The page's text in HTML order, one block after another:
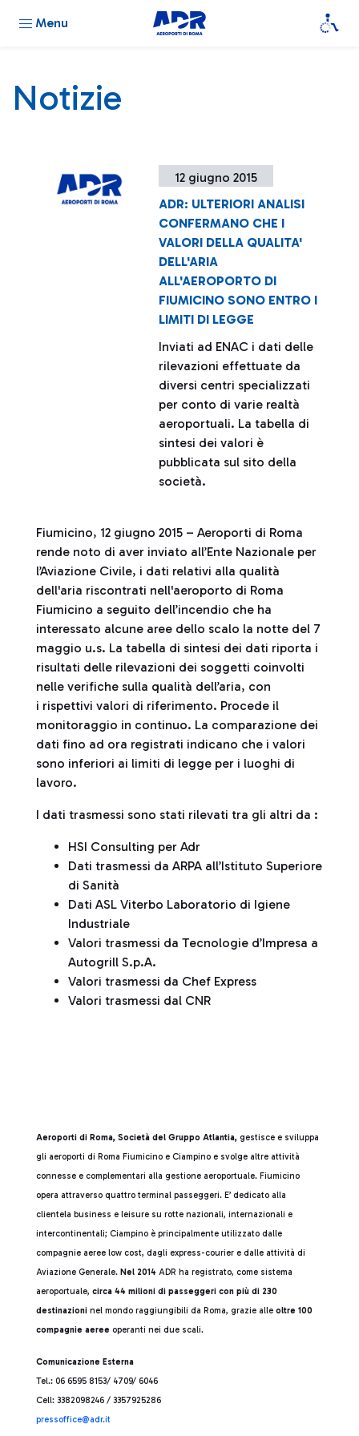
Menu
Notizie
12 giugno 2015
ADR: ULTERIORI ANALISI
CONFERMANO CHE I
VALORI DELLA QUALITA'
DELL'ARIA
ALL'AEROPORTO DI
FIUMICINO SONO ENTRO I
LIMITI DI LEGGE
Inviati ad ENAC i dati delle
rilevazioni effettuate da
diversi centri specializzati
per conto di varie realtà
aeroportuali. La tabella di
sintesi dei valori è
pubblicata sul sito della
società.
Fiumicino, 12 giugno 2015 – Aeroporti di Roma
rende noto di aver inviato all’Ente Nazionale per
l’Aviazione Civile, i dati relativi alla qualità
dell'aria riscontrati nell'aeroporto di Roma
Fiumicino a seguito dell’incendio che ha
interessato alcune aree dello scalo la notte del 7
maggio u.s. La tabella di sintesi dei dati riporta i
risultati delle rilevazioni dei soggetti coinvolti
nelle verifiche sulla qualità dell’aria, con
i rispettivi valori di riferimento. Procede il
monitoraggio in continuo. La comparazione dei
dati fino ad ora registrati indicano che i valori
sono inferiori ai limiti di legge per i luoghi di
lavoro.
I dati trasmessi sono stati rilevati tra gli altri da :
HSI Consulting per Adr
Dati trasmessi da ARPA all’Istituto Superiore
di Sanità
Dati ASL Viterbo Laboratorio di Igiene
Industriale
Valori trasmessi da Tecnologie d’Impresa a
Autogrill S.p.A.
Valori trasmessi da Chef Express
Valori trasmessi dal CNR
Aeroporti di Roma, Società del Gruppo Atlantia, gestisce e sviluppa
gli aeroporti di Roma Fiumicino e Ciampino e svolge altre attività
connesse e complementari alla gestione aeroportuale. Fiumicino
opera attraverso quattro terminal passeggeri. E’ dedicato alla
clientela business e leisure su rotte nazionali, internazionali e
intercontinentali; Ciampino è principalmente utilizzato dalle
compagnie aeree low cost, dagli express-courier e dalle attività di
Aviazione Generale. Nel 2014 ADR ha registrato, come sistema
aeroportuale, circa 44 milioni di passeggeri con più di 230
destinazioni nel mondo raggiungibili da Roma, grazie alle oltre 100
compagnie aeree operanti nei due scali.
Comunicazione Esterna
Tel.: 06 6595 8153/ 4709/ 6046
Cell: 3382098246 / 3357925286
pressoffice@adr.it